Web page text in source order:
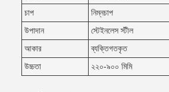
চাপ
নিম্নচাপ
উপাদান
স্টেইনলেস স্টীল
আকার
ব্যক্তিগতকৃত
উচ্চতা
২২০-৯০০ মিমি